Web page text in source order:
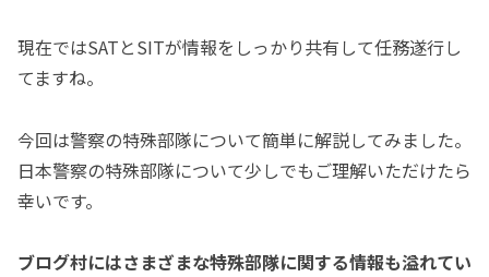
現在ではSATとSITが情報をしっかり共有して任務遂行し
てますね。
今回は警察の特殊部隊について簡単に解説してみました。
日本警察の特殊部隊について少しでもご理解いただけたら
幸いです。
ブログ村にはさまざまな特殊部隊に関する情報も溢れてい